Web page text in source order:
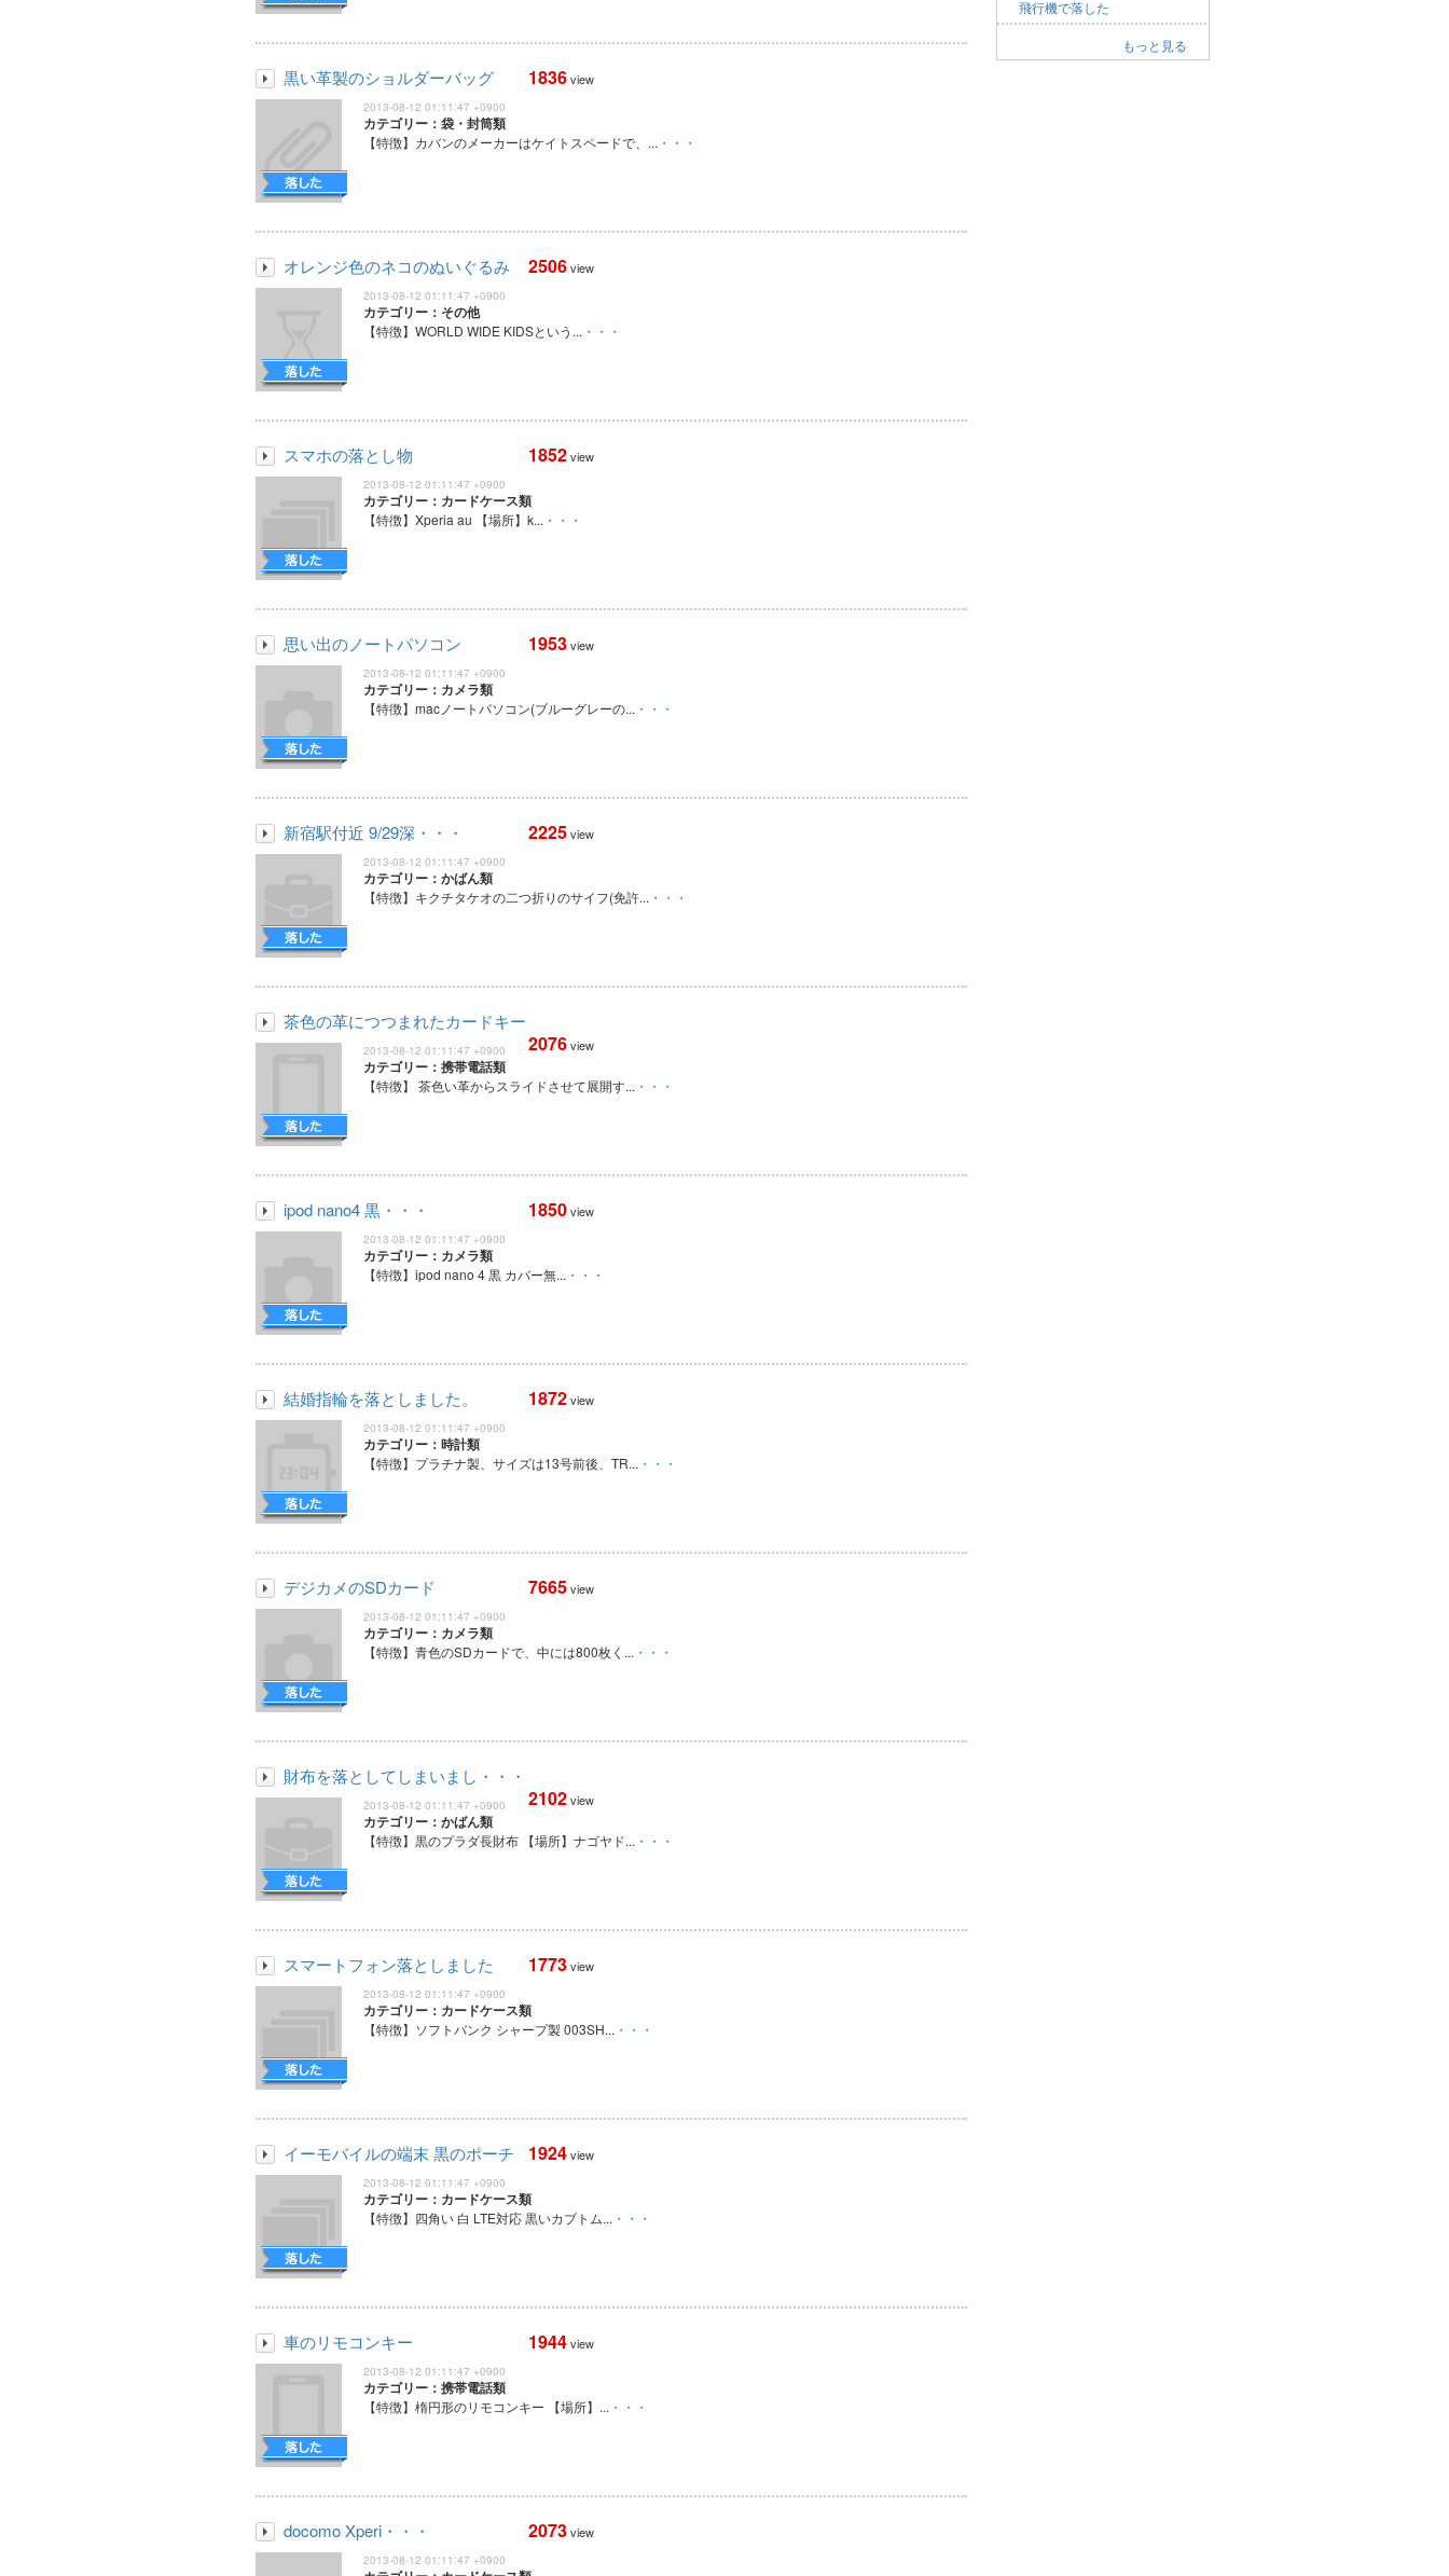
飛行機で落した
もっと見る
黒い革製のショルダーバッグ 1836view
2013-08-12 01:11:47 +0900
カテゴリー：袋・封筒類
【特徴】カバンのメーカーはケイトスペードで、... ・・・
オレンジ色のネコのぬいぐるみ 2506view
2013-08-12 01:11:47 +0900
カテゴリー：その他
【特徴】WORLD WIDE KIDSという... ・・・
スマホの落とし物 1852view
2013-08-12 01:11:47 +0900
カテゴリー：カードケース類
【特徴】Xperia au 【場所】k... ・・・
思い出のノートパソコン 1953view
2013-08-12 01:11:47 +0900
カテゴリー：カメラ類
【特徴】macノートパソコン(ブルーグレーの... ・・・
新宿駅付近 9/29深・・・ 2225view
2013-08-12 01:11:47 +0900
カテゴリー：かばん類
【特徴】キクチタケオの二つ折りのサイフ(免許... ・・・
茶色の革につつまれたカードキー
2076view
2013-08-12 01:11:47 +0900
カテゴリー：携帯電話類
【特徴】 茶色い革からスライドさせて展開す... ・・・
ipod nano4 黒・・・ 1850view
2013-08-12 01:11:47 +0900
カテゴリー：カメラ類
【特徴】ipod nano 4 黒 カバー無... ・・・
結婚指輪を落としました。 1872view
2013-08-12 01:11:47 +0900
カテゴリー：時計類
【特徴】プラチナ製、サイズは13号前後、TR... ・・・
デジカメのSDカード 7665view
2013-08-12 01:11:47 +0900
カテゴリー：カメラ類
【特徴】青色のSDカードで、中には800枚く... ・・・
財布を落としてしまいまし・・・
2102view
2013-08-12 01:11:47 +0900
カテゴリー：かばん類
【特徴】黒のプラダ長財布 【場所】ナゴヤド... ・・・
スマートフォン落としました 1773view
2013-08-12 01:11:47 +0900
カテゴリー：カードケース類
【特徴】ソフトバンク シャープ製 003SH... ・・・
イーモバイルの端末 黒のポーチ 1924view
2013-08-12 01:11:47 +0900
カテゴリー：カードケース類
【特徴】四角い 白 LTE対応 黒いカブトム... ・・・
車のリモコンキー 1944view
2013-08-12 01:11:47 +0900
カテゴリー：携帯電話類
【特徴】楕円形のリモコンキー 【場所】... ・・・
docomo Xperi・・・ 2073view
2013-08-12 01:11:47 +0900